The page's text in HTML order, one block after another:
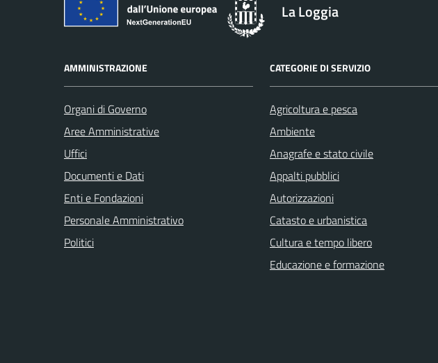
La Loggia
AMMINISTRAZIONE
Organi di Governo
Aree Amministrative
Uffici
Documenti e Dati
Enti e Fondazioni
Personale Amministrativo
Politici
CATEGORIE DI SERVIZIO
Agricoltura e pesca
Ambiente
Anagrafe e stato civile
Appalti pubblici
Autorizzazioni
Catasto e urbanistica
Cultura e tempo libero
Educazione e formazione